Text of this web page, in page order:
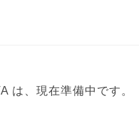
は、現在準備中です。